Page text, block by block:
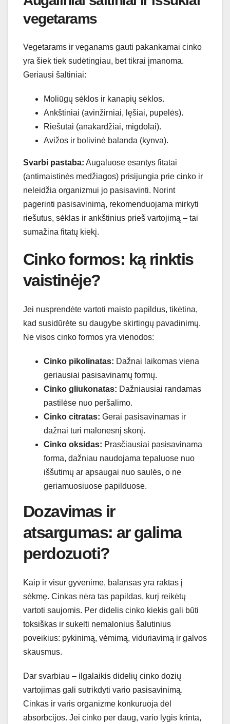
vegetarams
Vegetarams ir veganams gauti pakankamai cinko
yra šiek tiek sudėtingiau, bet tikrai įmanoma.
Geriausi šaltiniai:
Moliūgų sėklos ir kanapių sėklos.
Ankštiniai (avinžirniai, lęšiai, pupelės).
Riešutai (anakardžiai, migdolai).
Avižos ir bolivinė balanda (kynva).
Svarbi pastaba: Augaluose esantys fitatai
(antimaistinės medžiagos) prisijungia prie cinko ir
neleidžia organizmui jo pasisavinti. Norint
pagerinti pasisavinimą, rekomenduojama mirkyti
riešutus, sėklas ir ankštinius prieš vartojimą – tai
sumažina fitatų kiekį.
Cinko formos: ką rinktis
vaistinėje?
Jei nusprendėte vartoti maisto papildus, tikėtina,
kad susidūrėte su daugybe skirtingų pavadinimų.
Ne visos cinko formos yra vienodos:
Cinko pikolinatas: Dažnai laikomas viena
geriausiai pasisavinamų formų.
Cinko gliukonatas: Dažniausiai randamas
pastilėse nuo peršalimo.
Cinko citratas: Gerai pasisavinamas ir
dažnai turi malonesnį skonį.
Cinko oksidas: Prasčiausiai pasisavinama
forma, dažniau naudojama tepaluose nuo
iššutimų ar apsaugai nuo saulės, o ne
geriamuosiuose papilduose.
Dozavimas ir
atsargumas: ar galima
perdozuoti?
Kaip ir visur gyvenime, balansas yra raktas į
sėkmę. Cinkas nėra tas papildas, kurį reikėtų
vartoti saujomis. Per didelis cinko kiekis gali būti
toksiškas ir sukelti nemalonius šalutinius
poveikius: pykinimą, vėmimą, viduriavimą ir galvos
skausmus.
Dar svarbiau – ilgalaikis didelių cinko dozių
vartojimas gali sutrikdyti vario pasisavinimą.
Cinkas ir varis organizme konkuruoja dėl
absorbcijos. Jei cinko per daug, vario lygis krinta,